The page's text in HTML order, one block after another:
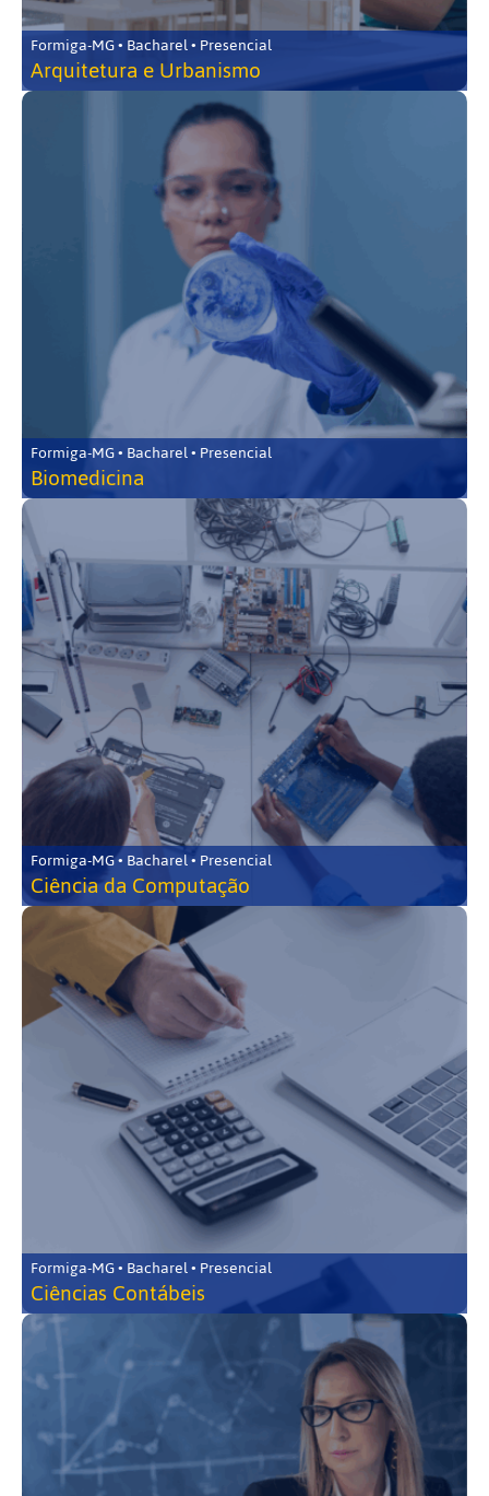
Formiga-MG • Bacharel • Presencial
Arquitetura e Urbanismo
Formiga-MG • Bacharel • Presencial
Biomedicina
Formiga-MG • Bacharel • Presencial
Ciência da Computação
Formiga-MG • Bacharel • Presencial
Ciências Contábeis